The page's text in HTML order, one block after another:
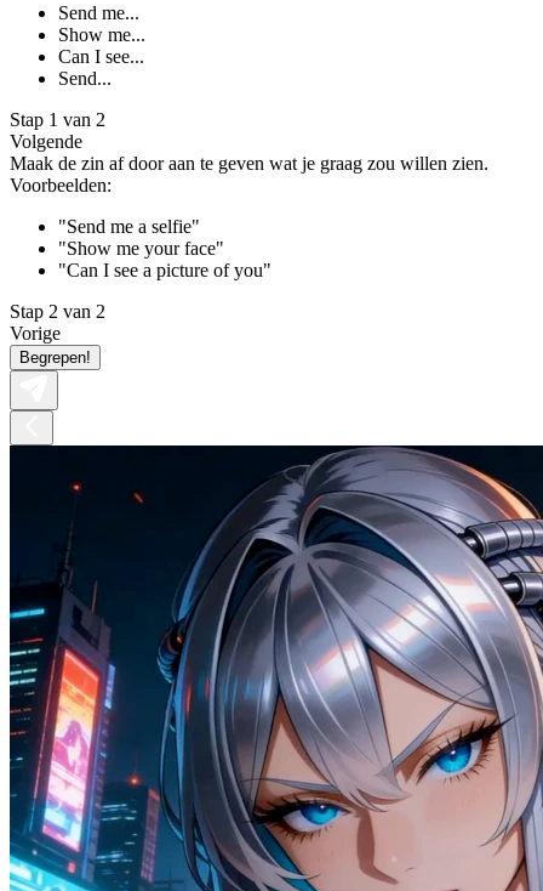
Send me...
Show me...
Can I see...
Send...
Stap 1 van 2
Volgende
Maak de zin af door aan te geven wat je graag zou willen zien.
Voorbeelden:
"Send me a selfie"
"Show me your face"
"Can I see a picture of you"
Stap 2 van 2
Vorige
Begrepen!